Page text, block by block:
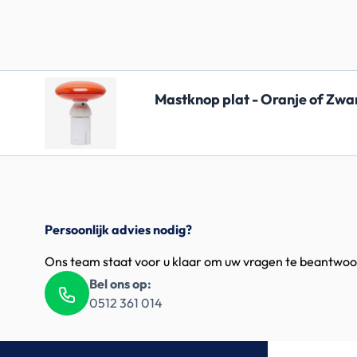
Mastknop plat - Oranje of
Persoonlijk advies nodig?
Ons team staat voor u klaar om uw vragen te
Bel ons op:
0512 361 014